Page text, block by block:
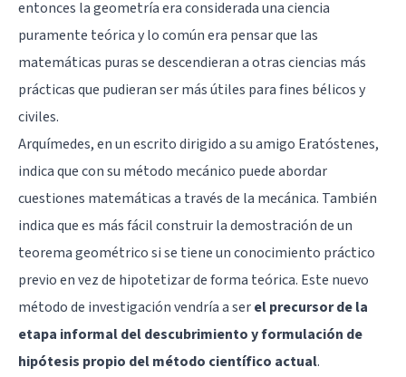
entonces la geometría era considerada una ciencia
puramente teórica y lo común era pensar que las
matemáticas puras se descendieran a otras ciencias más
prácticas que pudieran ser más útiles para fines bélicos y
civiles.
Arquímedes, en un escrito dirigido a su amigo Eratóstenes,
indica que con su método mecánico puede abordar
cuestiones matemáticas a través de la mecánica. También
indica que es más fácil construir la demostración de un
teorema geométrico si se tiene un conocimiento práctico
previo en vez de hipotetizar de forma teórica. Este nuevo
método de investigación vendría a serel precursor de la
etapa informal del descubrimiento y formulación de
hipótesis propio del método científico actual.